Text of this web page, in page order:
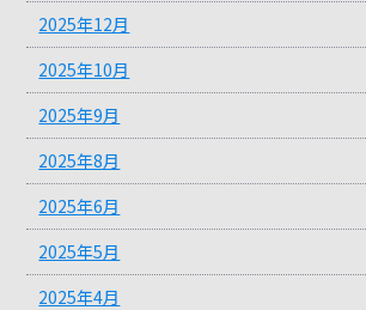
2025年12月
2025年10月
2025年9月
2025年8月
2025年6月
2025年5月
2025年4月